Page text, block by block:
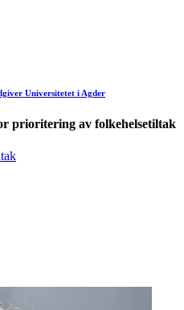
Universitetet i Agder
prioritering av folkehelsetiltak